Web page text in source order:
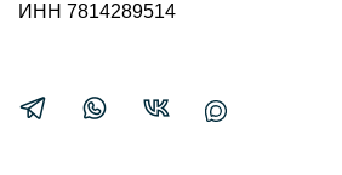
ИНН 7814289514